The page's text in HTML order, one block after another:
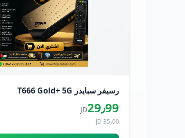
رسيفر سبايدر T666 Gold+ 5G
29٫99JD
35٫00 JD